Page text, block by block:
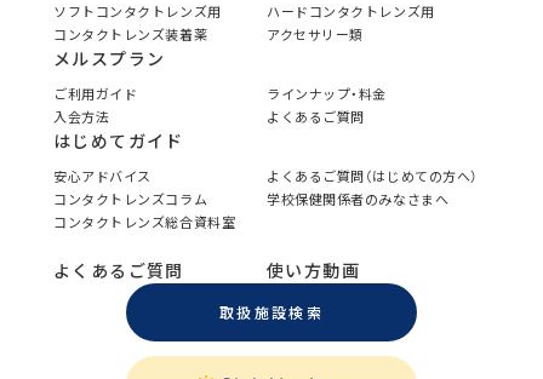
ソフトコンタクトレンズ用
ハードコンタクトレンズ用
コンタクトレンズ装着薬
アクセサリー類
メルスプラン
ご利用ガイド
ラインナップ・料金
入会方法
よくあるご質問
はじめてガイド
安心アドバイス
よくあるご質問（はじめての方へ）
コンタクトレンズコラム
学校保健関係者のみなさまへ
コンタクトレンズ総合資料室
よくあるご質問 使い方動画
取扱施設検索